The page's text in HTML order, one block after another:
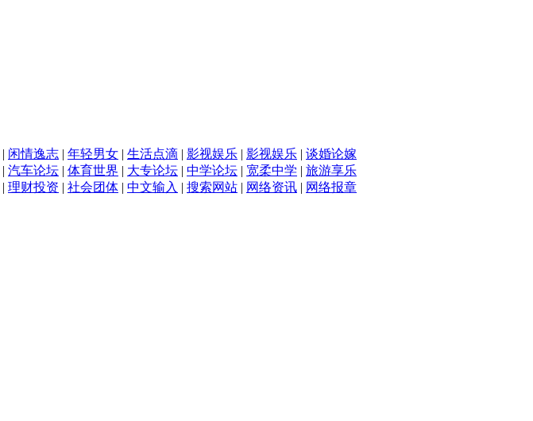
| 闲情逸志 | 年轻男女 | 生活点滴 | 影视娱乐 | 影视娱乐 | 谈婚论嫁
| 汽车论坛 | 体育世界 | 大专论坛 | 中学论坛 | 宽柔中学 | 旅游享乐
| 理财投资 | 社会团体 | 中文输入 | 搜索网站 | 网络资讯 | 网络报章